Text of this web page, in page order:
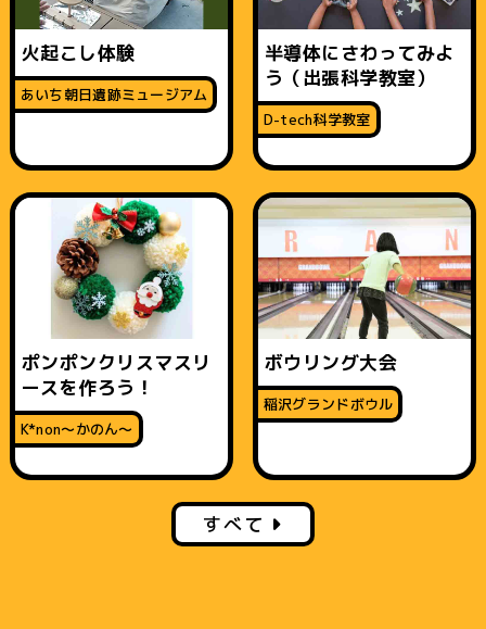
火起こし体験
あいち朝日遺跡ミュージアム
半導体にさわってみよ
う（出張科学教室）
D-tech科学教室
ポンポンクリスマスリ
ースを作ろう！
K*non〜かのん〜
ボウリング大会
稲沢グランドボウル
すべて